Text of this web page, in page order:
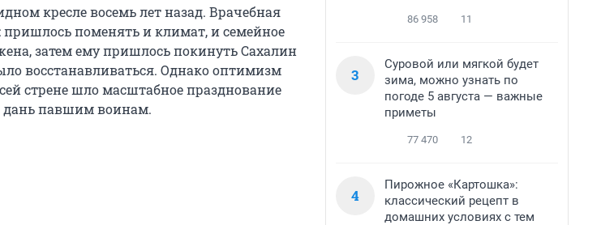
кресле восемь лет назад. Врачебная
поменять и климат, и семейное
затем ему пришлось покинуть Сахалин
восстанавливаться. Однако оптимизм
стрене шло масштабное празднование
дань павшим воинам.
86 958 11
3
Суровой или мягкой будет
зима, можно узнать по
погоде 5 августа — важные
приметы
77 470 12
4
Пирожное «Картошка»:
классический рецепт в
домашних условиях с тем